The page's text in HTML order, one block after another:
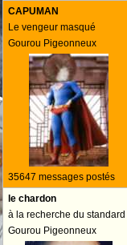
CAPUMAN
Le vengeur masqué
Gourou Pigeonneux
35647 messages postés
le chardon
à la recherche du standard
Gourou Pigeonneux